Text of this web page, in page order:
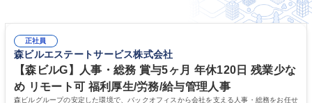
正社員
森ビルエステートサービス株式会社
【森ビルG】人事・総務 賞与5ヶ月 年休120日 残業少な
め リモート可 福利厚生/労務/給与管理人事
森ビルグループの安定した環境で、バックオフィスから会社を支える人事・総務をお任せ